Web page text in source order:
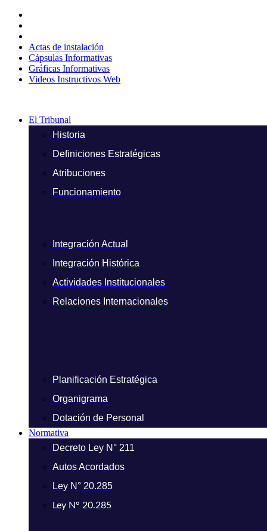
contenido
Actas de instalación
Cápsulas Informativas
Gráficas Informativas
Videos Instructivos Web
El Tribunal
Historia
Definiciones Estratégicas
Atribuciones
Funcionamiento
Integración Actual
Integración Histórica
Actividades Institucionales
Relaciones Internacionales
Planificación Estratégica
Organigrama
Dotación de Personal
Normativa
Decreto Ley N° 211
Autos Acordados
Ley N° 20.285
Ley N° 20.285